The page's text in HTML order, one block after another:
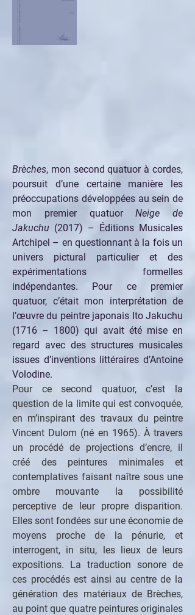
Brèches, mon second quatuor à cordes,
poursuit d’une certaine manière les
préoccupations développées au sein de
mon premier quatuor Neige de
Jakuchu (2017) – Éditions Musicales
Artchipel – en questionnant à la fois un
univers pictural particulier et des
expérimentations formelles
indépendantes. Pour ce premier
quatuor, c’était mon interprétation de
l’œuvre du peintre japonais Ito Jakuchu
(1716 – 1800) qui avait été mise en
regard avec des structures musicales
issues d’inventions littéraires d’Antoine
Volodine.
Pour ce second quatuor, c’est la
question de la limite qui est convoquée,
en m’inspirant des travaux du peintre
Vincent Dulom (né en 1965). À travers
un procédé de projections d’encre, il
créé des peintures minimales et
contemplatives faisant naître sous une
ombre mouvante la possibilité
perceptive de leur propre disparition.
Elles sont fondées sur une économie de
moyens proche de la pénurie, et
interrogent, in situ, les lieux de leurs
expositions. La traduction sonore de
ces procédés est ainsi au centre de la
génération des matériaux de Brèches,
au point que quatre peintures originales